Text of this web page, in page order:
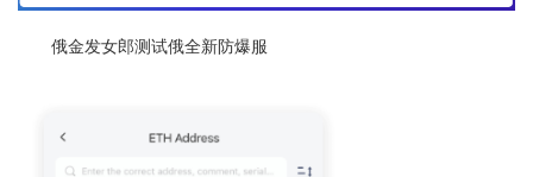
俄金发女郎测试俄全新防爆服